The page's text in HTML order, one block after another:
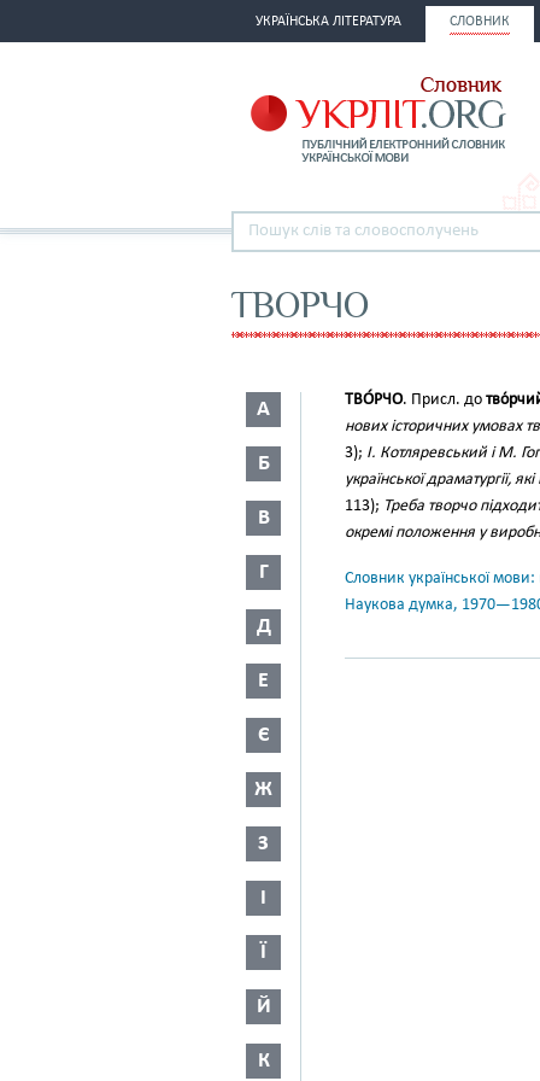
УКРАЇНСЬКА ЛІТЕРАТУРА СЛОВНИК
ТВОРЧО
А
Б
В
Г
Д
Е
Є
Ж
З
І
Ї
Й
К
ТВО́РЧО. Присл. до
нових історичних умовах
3); І. Котляревський і М.
української драматургії,
113); Треба творчо
окремі положення у
Словник української
Наукова думка,